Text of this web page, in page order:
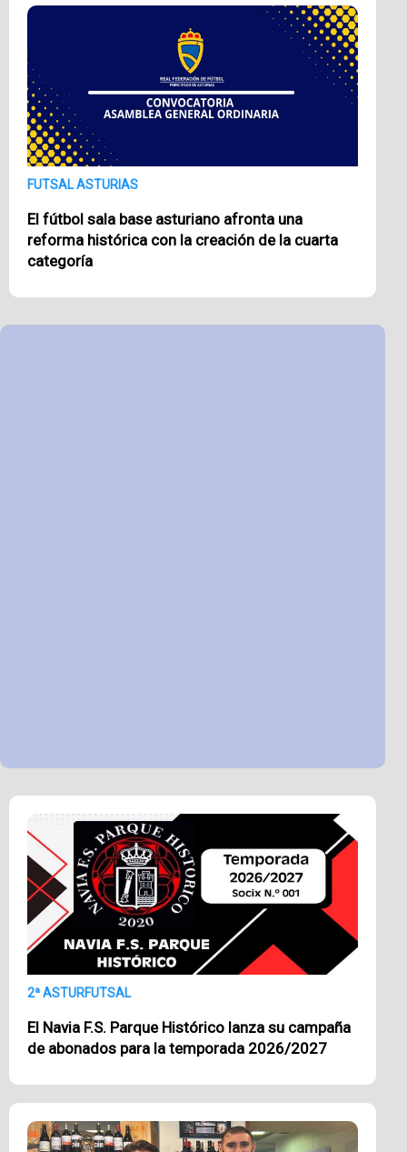
FUTSAL ASTURIAS
El fútbol sala base asturiano afronta una
reforma histórica con la creación de la cuarta
categoría
2ª ASTURFUTSAL
El Navia F.S. Parque Histórico lanza su campaña
de abonados para la temporada 2026/2027